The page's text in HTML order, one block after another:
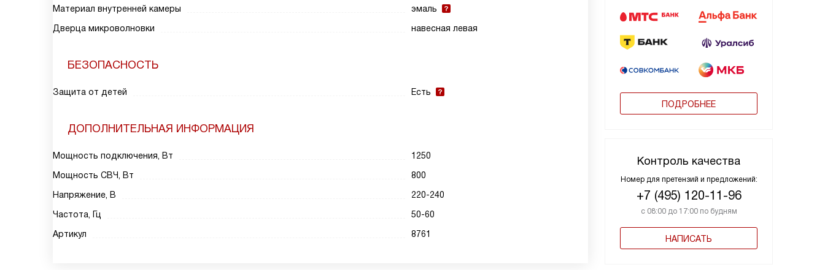
ПОДРОБНЕЕ
Контроль качества
Номер для претензий и предложений:
+7 (495) 120-11-96
с 08:00 до 17:00 по будням
НАПИСАТЬ
Материал внутренней камеры
эмаль
Дверца микроволновки
навесная левая
БЕЗОПАСНОСТЬ
Защита от детей Есть
ДОПОЛНИТЕЛЬНАЯ ИНФОРМАЦИЯ
Мощность подключения, Вт
1250
Мощность СВЧ, Вт
800
Напряжение, В
220-240
Частота, Гц
50-60
Артикул
8761